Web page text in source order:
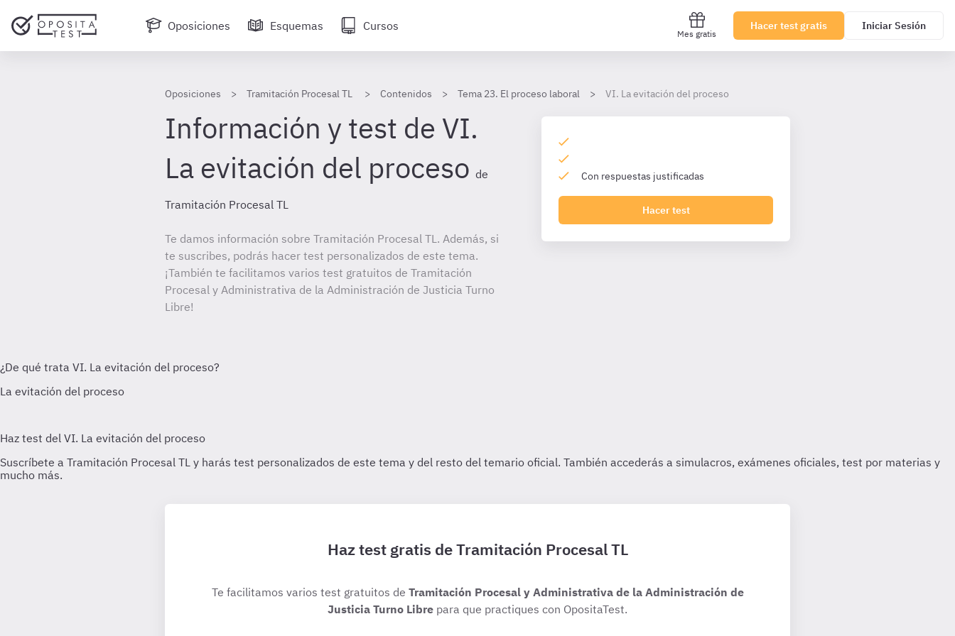
Oposiciones Esquemas Cursos
Mes gratis
Hacer test gratis Iniciar Sesión
Oposiciones Tramitación Procesal TL Contenidos Tema 23. El proceso laboral VI. La evitación del proceso
Información y test de VI.
La evitación del proceso de
Tramitación Procesal TL
Te damos información sobre Tramitación Procesal TL. Además, si
te suscribes, podrás hacer test personalizados de este tema.
¡También te facilitamos varios test gratuitos de Tramitación
Procesal y Administrativa de la Administración de Justicia Turno
Libre!
Con respuestas justificadas
Hacer test
Haz test gratis de Tramitación Procesal TL
Te facilitamos varios test gratuitos de Tramitación Procesal y Administrativa de la Administración de
Justicia Turno Libre para que practiques con OpositaTest.